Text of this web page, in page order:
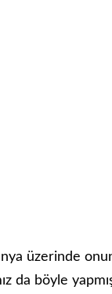
üzerinde
da böyle